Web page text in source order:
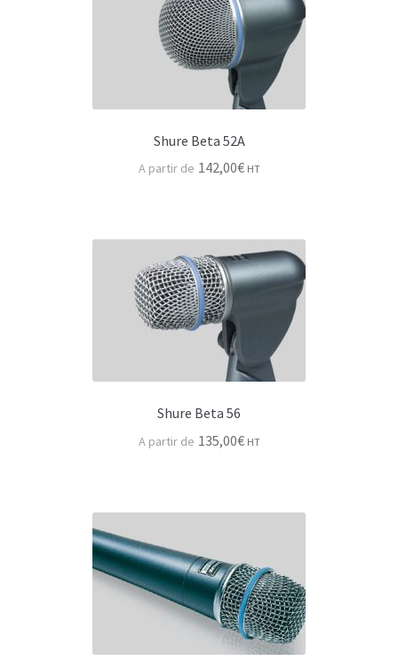
Amplificateurs audio
Dje-Amplificateurs
Ram audio ampli
Microphones & DI
Directivité microphone ?
AKG microphone
Shure Beta 52A
142,00€ HT
Shure Beta 56
135,00€ HT